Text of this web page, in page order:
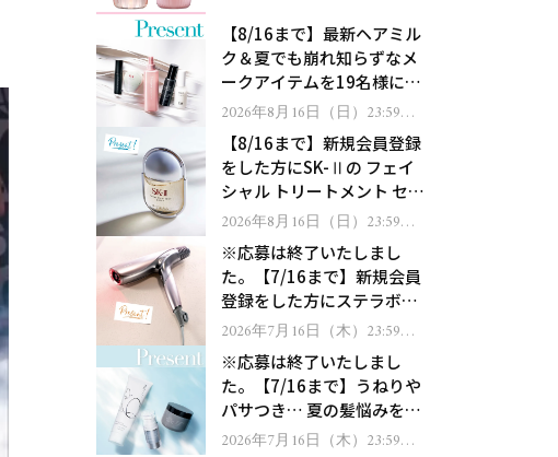
処！
【8/16まで】最新ヘアミル
ク＆夏でも崩れ知らずなメ
ークアイテムを19名様にプ
レゼント！
2026年8月16日（日）23:59ま
で【8/16まで】新規会員登録
をした方にSK-Ⅱの フェイ
シャル トリートメント セラ
ムをプレゼント！
2026年8月16日（日）23:59ま
※応募は終了いたしまし
た。【7/16まで】新規会員
登録をした方にステラボー
テのシャインリバース ヘア
ゼント！
2026年7月16日（木）23:59ま
※応募は終了いたしまし
た。【7/16まで】うねりや
パサつき… 夏の髪悩みを解
消するヘアケアアイテムを
2026年7月16日（木）23:59ま